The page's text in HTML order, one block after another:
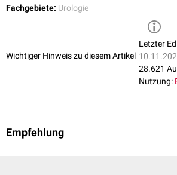
Fachgebiete: Urologie
Wichtiger Hinweis zu diesem Artikel
Letzter
28.621
Nutzung:
Empfehlung